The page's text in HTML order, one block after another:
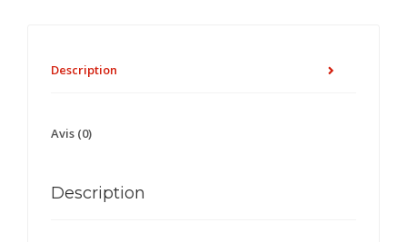
Description
Avis (0)
Description